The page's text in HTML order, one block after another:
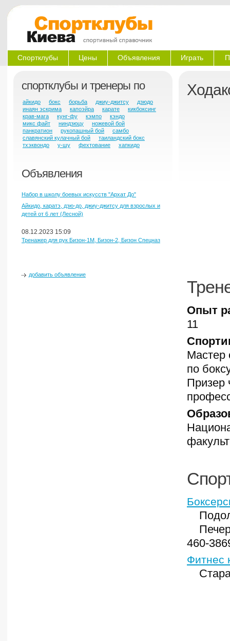
Спортклубы Цены Объявления Играть
спортклубы и тренеры по
айкидо бокс борьба джиу-джитсу
дзюдо
инаян эскрима
капоэйра карате
кикбоксинг
крав-мага
кунг-фу кэмпо
кэндо
микс файт
ниндзюцу
ножевой бой
панкратион
рукопашный бой
самбо
славянский кулачный бой
таиландский бокс
тхэквондо
у-шу фехтование хапкидо
Объявления
Набор в школу боевых искусств "Архат До"
Айкидо, каратэ, дзю-до, джиу-джитсу для взрослых и
детей от 6 лет (Лесной)
08.12.2023 15:09
Тренажер для рук Бизон-1М, Бизон-2, Бизон Спецназ
добавить объявление
Опыт
11
Мастер
по
Призер
460-
Фитнес